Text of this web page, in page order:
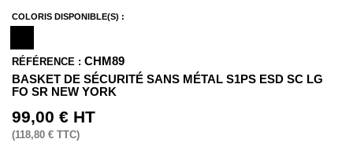
COLORIS DISPONIBLE(S) :
RÉFÉRENCE : CHM89
BASKET DE SÉCURITÉ SANS MÉTAL S1PS ESD SC LG
FO SR NEW YORK
99,00 € HT
(118,80 € TTC)